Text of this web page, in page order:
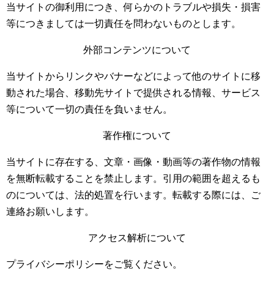
当サイトの御利用につき、何らかのトラブルや損失・損害
等につきましては一切責任を問わないものとします。
外部コンテンツについて
当サイトからリンクやバナーなどによって他のサイトに移
動された場合、移動先サイトで提供される情報、サービス
等について一切の責任を負いません。
著作権について
当サイトに存在する、文章・画像・動画等の著作物の情報
を無断転載することを禁止します。引用の範囲を超えるも
のについては、法的処置を行います。転載する際には、ご
連絡お願いします。
アクセス解析について
プライバシーポリシーをご覧ください。